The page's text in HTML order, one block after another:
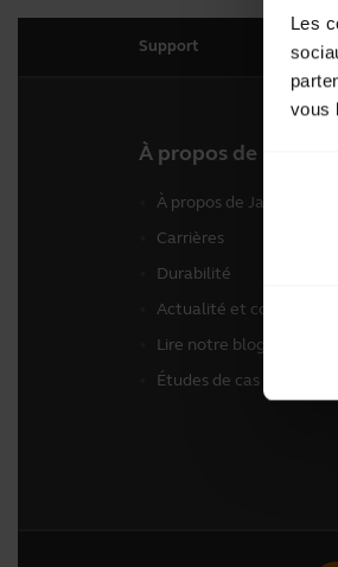
Les
vous
Support
À propos de nous
À propos de Jabra
Carrières
Durabilité
Actualité et
Lire notre blog
Études de cas